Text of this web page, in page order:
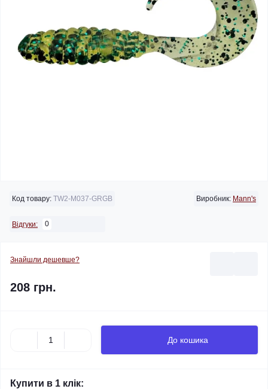
Код товару: TW2-M037-GRGB Виробник: Mann's
Відгуки: 0
Знайшли дешевше?
208 грн.
До кошика
Купити в 1 клік: